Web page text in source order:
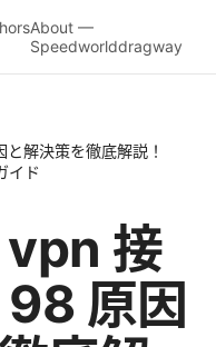
About —
Speedworlddragway
解決策を徹底解説！
イド
接
原因